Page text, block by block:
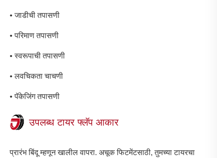
• जाडीची तपासणी
• परिमाण तपासणी
• स्वरूपाची तपासणी
• लवचिकता चाचणी
• पॅकेजिंग तपासणी
उपलब्ध टायर फ्लॅप आकार
प्रारंभ बिंदू म्हणून खालील वापरा. अचूक फिटमेंटसाठी, तुमच्या टायरचा